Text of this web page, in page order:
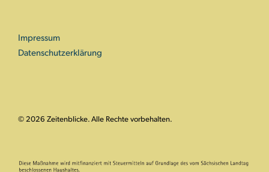
Impressum
Datenschutzerklärung
© 2026 Zeitenblicke. Alle Rechte vorbehalten.